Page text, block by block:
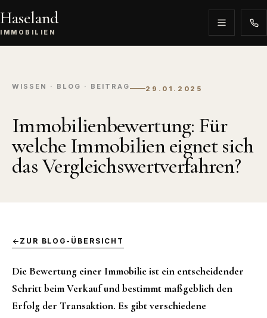
Haseland
IMMOBILIEN
WISSEN · BLOG · BEITRAG 29.01.2025
Immobilienbewertung: Für
welche Immobilien eignet sich
das Vergleichswertverfahren?
ZUR BLOG-ÜBERSICHT
Die Bewertung einer Immobilie ist ein entscheidender
Schritt beim Verkauf und bestimmt maßgeblich den
Erfolg der Transaktion. Es gibt verschiedene